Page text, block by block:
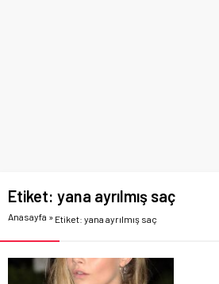
Etiket: yana ayrılmış saç
Anasayfa » Etiket: yana ayrılmış saç